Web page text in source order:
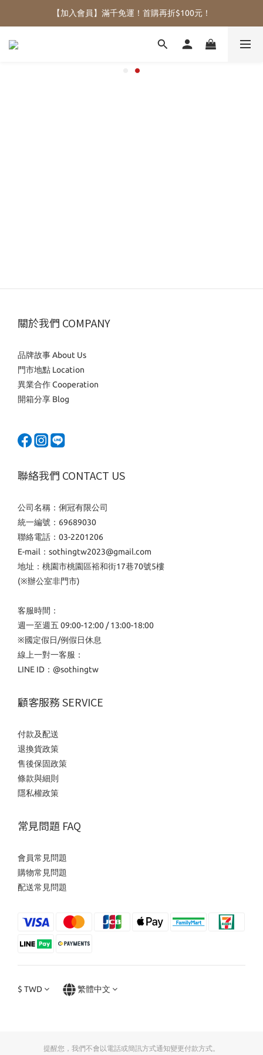
【加入會員】滿千免運！首購再折$100元！
關於我們 COMPANY
品牌故事 About Us
門市地點 Location
異業合作 Cooperation
開箱分享 Blog
聯絡我們 CONTACT US
公司名稱：俐冠有限公司
統一編號：69689030
聯絡電話：03-2201206
E-mail：sothingtw2023@gmail.com
地址：桃園市桃園區裕和街17巷70號5樓
(※辦公室非門市)
客服時間：
週一至週五 09:00-12:00 / 13:00-18:00
※國定假日/例假日休息
線上一對一客服：
LINE ID： @sothingtw
顧客服務 SERVICE
付款及配送
退換貨政策
售後保固政策
條款與細則
隱私權政策
常見問題 FAQ
會員常見問題
購物常見問題
配送常見問題
$ TWD 繁體中文
提醒您，我們不會以電話或簡訊方式通知變更付款方式。